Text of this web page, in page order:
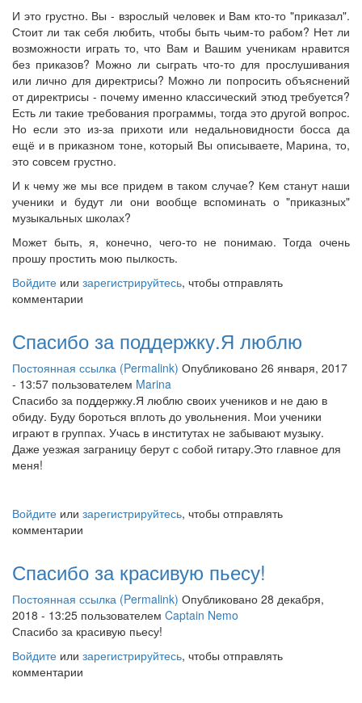
И это грустно. Вы - взрослый человек и Вам кто-то "приказал".
Стоит ли так себя любить, чтобы быть чьим-то рабом? Нет ли
возможности играть то, что Вам и Вашим ученикам нравится
без приказов? Можно ли сыграть что-то для прослушивания
или лично для директрисы? Можно ли попросить объяснений
от директрисы - почему именно классический этюд требуется?
Есть ли такие требования программы, тогда это другой вопрос.
Но если это из-за прихоти или недальновидности босса да
ещё и в приказном тоне, который Вы описываете, Марина, то,
это совсем грустно.
И к чему же мы все придем в таком случае? Кем станут наши
ученики и будут ли они вообще вспоминать о "приказных"
музыкальных школах?
Может быть, я, конечно, чего-то не понимаю. Тогда очень
прошу простить мою пылкость.
Войдите или зарегистрируйтесь, чтобы отправлять
комментарии
Спасибо за поддержку.Я люблю
Постоянная ссылка (Permalink) Опубликовано 26 января, 2017
- 13:57 пользователем Marina
Спасибо за поддержку.Я люблю своих учеников и не даю в
обиду. Буду бороться вплоть до увольнения. Мои ученики
играют в группах. Учась в институтах не забывают музыку.
Даже уезжая заграницу берут с собой гитару.Это главное для
меня!
Войдите или зарегистрируйтесь, чтобы отправлять
комментарии
Спасибо за красивую пьесу!
Постоянная ссылка (Permalink) Опубликовано 28 декабря,
2018 - 13:25 пользователем Captain Nemo
Спасибо за красивую пьесу!
Войдите или зарегистрируйтесь, чтобы отправлять
комментарии